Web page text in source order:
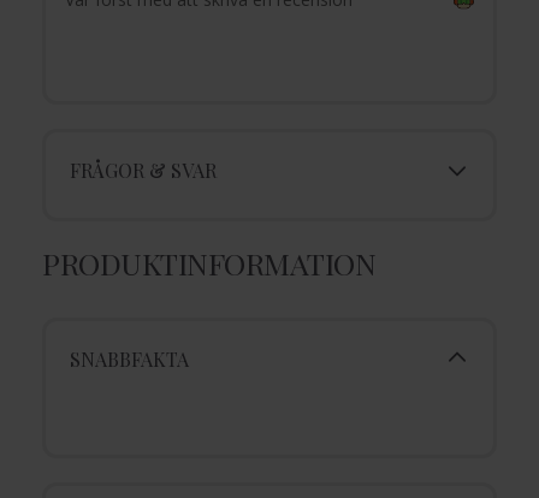
FRÅGOR & SVAR
PRODUKTINFORMATION
SNABBFAKTA